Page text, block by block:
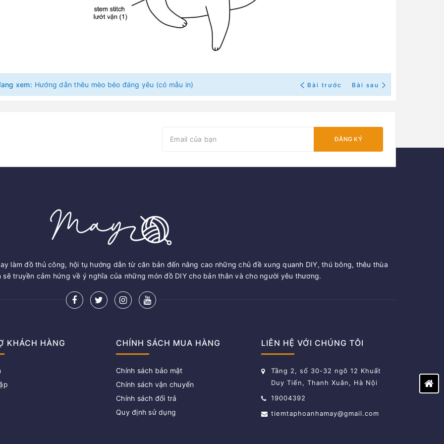
xem: Hướng dẫn thêu mèo béo đáng yêu (có mẫu in) Bài trước Bài sau
ĐĂNG KÝ
làm đồ thủ công, hội tụ hướng dẫn từ căn bản đến nâng cao những chủ đề xung quanh DIY, thú bông, thêu thùa
sẽ truyền cảm hứng về ý nghĩa của những món đồ DIY cho bản thân và cho người yêu thương.
KHÁCH HÀNG CHÍNH SÁCH MUA HÀNG
Chính sách bảo mật
Chính sách vận chuyển
Chính sách đổi trả
Quy định sử dụng
LIÊN HỆ VỚI CHÚNG TÔI
Tầng 2, số 30-32 ngõ 12 Khuất
Duy Tiến, Thanh Xuân, Hà Nội
19004392
tiemtaphoanhamay@gmail.com